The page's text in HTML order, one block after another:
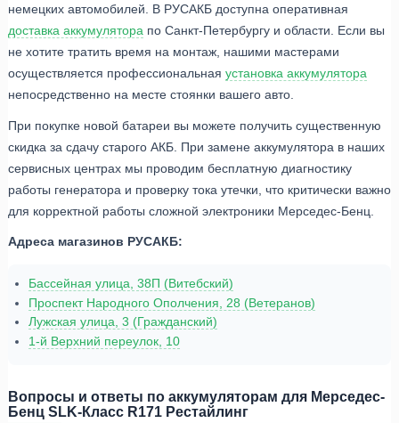
немецких автомобилей. В РУСАКБ доступна оперативная
доставка аккумулятора по Санкт-Петербургу и области. Если вы
не хотите тратить время на монтаж, нашими мастерами
осуществляется профессиональная установка аккумулятора
непосредственно на месте стоянки вашего авто.
При покупке новой батареи вы можете получить существенную
скидка за сдачу старого АКБ. При замене аккумулятора в наших
сервисных центрах мы проводим бесплатную диагностику
работы генератора и проверку тока утечки, что критически важно
для корректной работы сложной электроники Мерседес-Бенц.
Адреса магазинов РУСАКБ:
Бассейная улица, 38П (Витебский)
Проспект Народного Ополчения, 28 (Ветеранов)
Лужская улица, 3 (Гражданский)
1-й Верхний переулок, 10
Вопросы и ответы по аккумуляторам для Мерседес-
Бенц SLK-Класс R171 Рестайлинг